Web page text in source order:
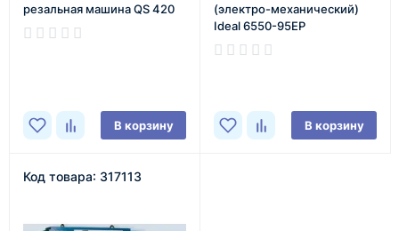
резальная машина QS 420
В корзину
(электро-механический)
Ideal 6550-95EP
В корзину
Код товара: 317113